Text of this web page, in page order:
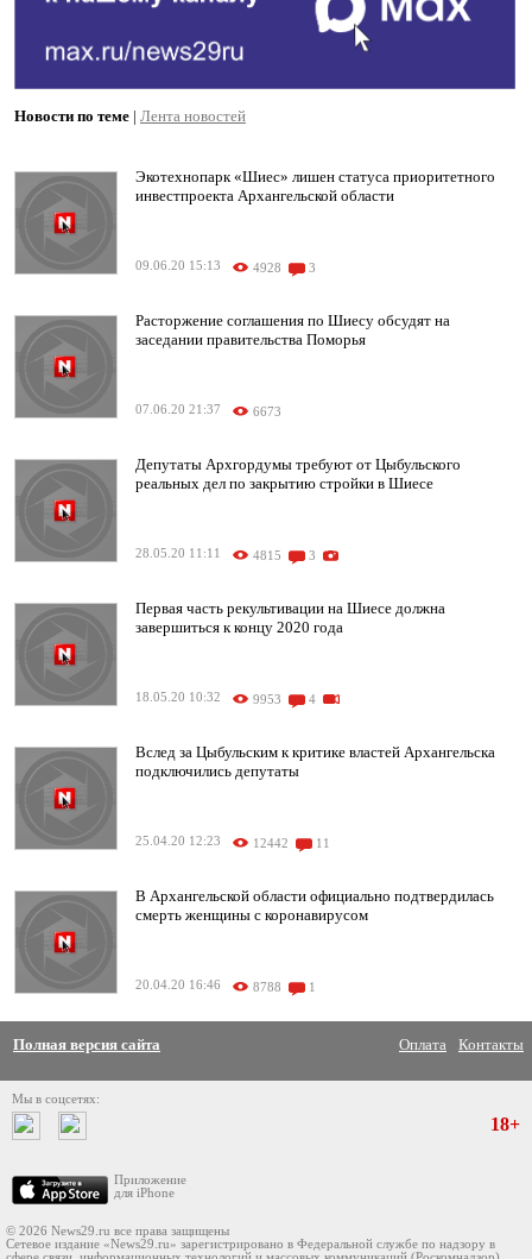
Новости по теме | Лента новостей
Экотехнопарк «Шиес» лишен статуса приоритетного
инвестпроекта Архангельской области
09.06.20 15:13 4928 3
Расторжение соглашения по Шиесу обсудят на
заседании правительства Поморья
07.06.20 21:37 6673
Депутаты Архгордумы требуют от Цыбульского
реальных дел по закрытию стройки в Шиесе
28.05.20 11:11 4815 3
Первая часть рекультивации на Шиесе должна
завершиться к концу 2020 года
18.05.20 10:32 9953 4
Вслед за Цыбульским к критике властей Архангельска
подключились депутаты
25.04.20 12:23 12442 11
В Архангельской области официально подтвердилась
смерть женщины с коронавирусом
20.04.20 16:46 8788 1
Полная версия сайта Оплата Контакты
Мы в соцсетях:
Приложение
для iPhone
18+
© 2026 News29.ru все права защищены
Сетевое издание «News29.ru» зарегистрировано в Федеральной службе по надзору в